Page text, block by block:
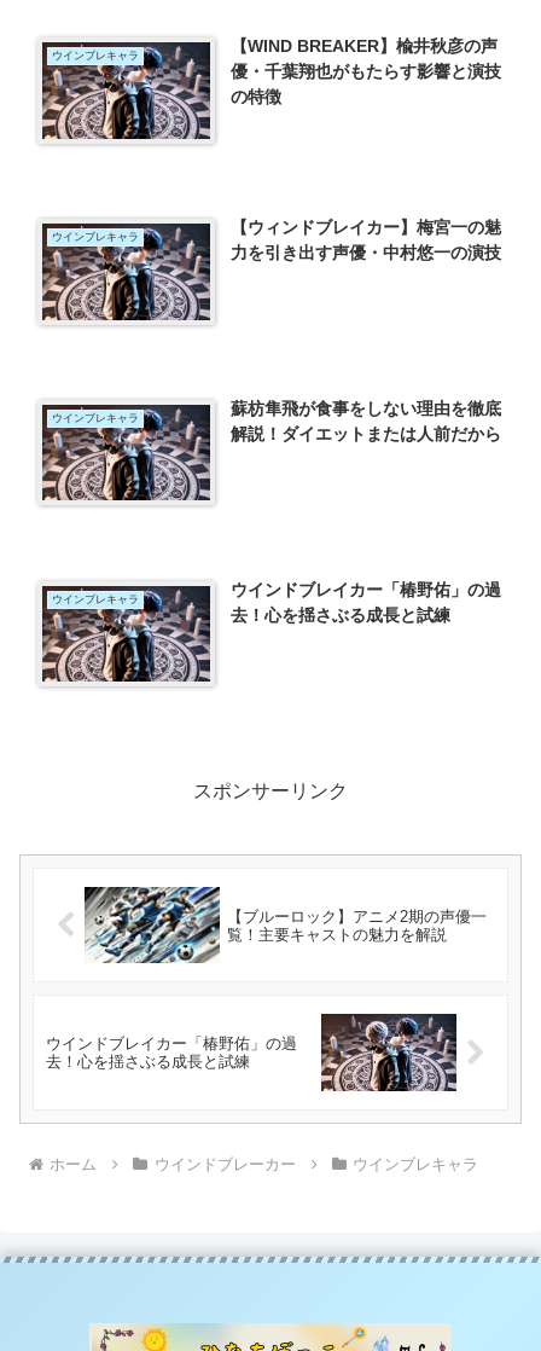
ウインブレキャラ
【WIND BREAKER】楡井秋彦の声
優・千葉翔也がもたらす影響と演技
の特徴
ウインブレキャラ
【ウィンドブレイカー】梅宮一の魅
力を引き出す声優・中村悠一の演技
ウインブレキャラ
蘇枋隼飛が食事をしない理由を徹底
解説！ダイエットまたは人前だから
ウインブレキャラ
ウインドブレイカー「椿野佑」の過
去！心を揺さぶる成長と試練
スポンサーリンク
【ブルーロック】アニメ2期の声優一
覧！主要キャストの魅力を解説
ウインドブレイカー「椿野佑」の過
去！心を揺さぶる成長と試練
ホーム ウインドブレーカー ウインブレキャラ